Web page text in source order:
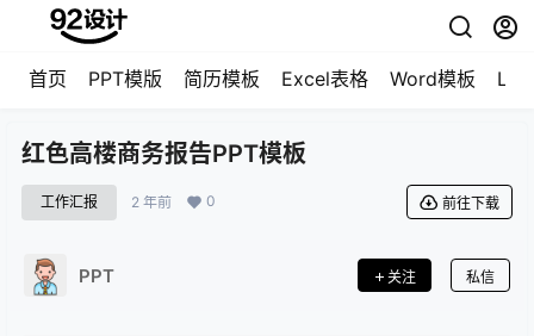
首页 PPT模版 简历模板 Excel表格 Word模板
红色高楼商务报告PPT模板
工作汇报 2 年前 0 前往下载
PPT 关注 私信